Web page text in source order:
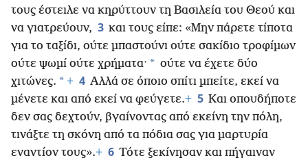
τους έστειλε να κηρύττουν τη Βασιλεία του Θεού και
να γιατρεύουν, 3 και τους είπε: «Μην πάρετε τίποτα
για το ταξίδι, ούτε μπαστούνι ούτε σακίδιο τροφίμων
ούτε ψωμί ούτε χρήματα· * ούτε να έχετε δύο
χιτώνες. * + 4 Αλλά σε όποιο σπίτι μπείτε, εκεί να
μένετε και από εκεί να φεύγετε.+ 5 Και οπουδήποτε
δεν σας δεχτούν, βγαίνοντας από εκείνη την πόλη,
τινάξτε τη σκόνη από τα πόδια σας για μαρτυρία
εναντίον τους».+ 6 Τότε ξεκίνησαν και πήγαιναν